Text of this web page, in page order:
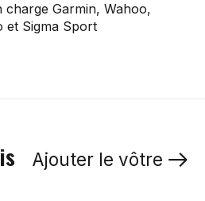
Garmin, Wahoo,
et Sigma Sport
Ajouter le vôtre